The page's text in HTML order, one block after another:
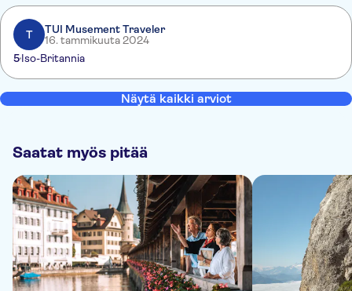
T
TUI Musement Traveler
16. tammikuuta 2024
5Iso-Britannia
Näytä kaikki arviot
Saatat myös pitää